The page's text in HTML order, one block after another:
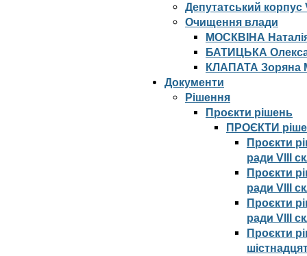
Депутатський корпус
Очищення влади
МОСКВІНА
БАТИЦЬКА
КЛАПАТА Зоряна
Документи
Рішення
Проєкти рішень
ПРОЄКТИ
Проєкти
ради VIII
Проєкти
ради VIII
Проєкти
ради VIII
Проєкти